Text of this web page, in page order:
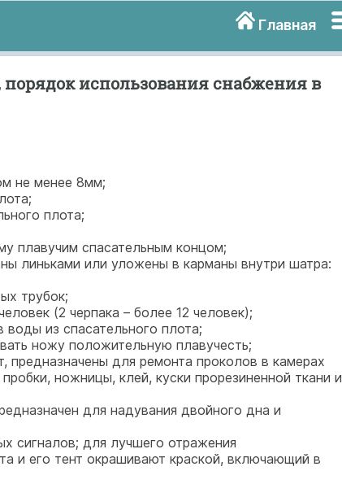
Главная
использования снабжения в
не менее 8мм;
плота;
плавучим спасательным концом;
линьками или уложены в карманы внутри шатра:
трубок;
(2 черпака – более 12 человек);
из спасательного плота;
ножу положительную плавучесть;
предназначены для ремонта проколов в камерах
ножницы, клей, куски прорезиненной ткани и
для надувания двойного дна и
сигналов; для лучшего отражения
и его тент окрашивают краской, включающий в